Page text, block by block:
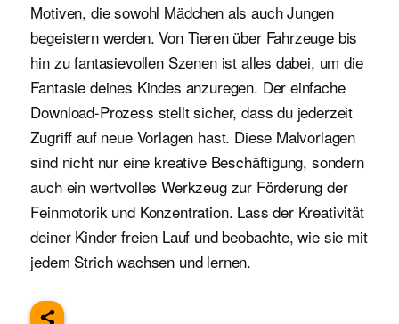
Motiven, die sowohl Mädchen als auch Jungen
begeistern werden. Von Tieren über Fahrzeuge bis
hin zu fantasievollen Szenen ist alles dabei, um die
Fantasie deines Kindes anzuregen. Der einfache
Download-Prozess stellt sicher, dass du jederzeit
Zugriff auf neue Vorlagen hast. Diese Malvorlagen
sind nicht nur eine kreative Beschäftigung, sondern
auch ein wertvolles Werkzeug zur Förderung der
Feinmotorik und Konzentration. Lass der Kreativität
deiner Kinder freien Lauf und beobachte, wie sie mit
jedem Strich wachsen und lernen.